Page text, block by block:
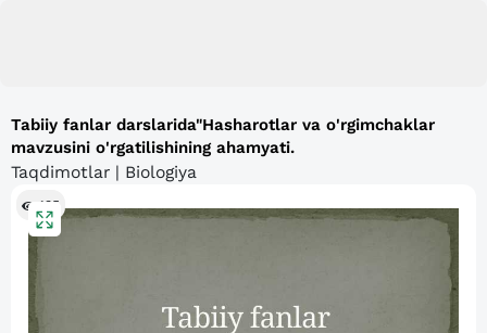
Tabiiy fanlar darslarida"Hasharotlar va o'rgimchaklar
mavzusini o'rgatilishining ahamyati.
Taqdimotlar | Biologiya
135